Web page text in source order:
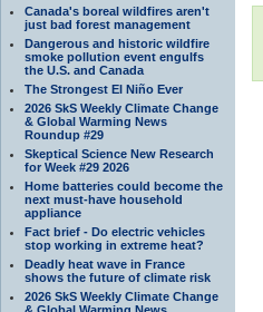
Canada's boreal wildfires aren't
just bad forest management
Dangerous and historic wildfire
smoke pollution event engulfs
the U.S. and Canada
The Strongest El Niño Ever
2026 SkS Weekly Climate Change
& Global Warming News
Roundup #29
Skeptical Science New Research
for Week #29 2026
Home batteries could become the
next must-have household
appliance
Fact brief - Do electric vehicles
stop working in extreme heat?
Deadly heat wave in France
shows the future of climate risk
2026 SkS Weekly Climate Change